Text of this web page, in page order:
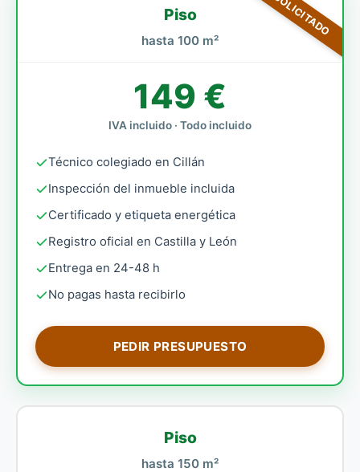
Piso
hasta 100 m²
149 €
IVA incluido · Todo incluido
Técnico colegiado en Cillán
Inspección del inmueble incluida
Certificado y etiqueta energética
Registro oficial en Castilla y León
Entrega en 24-48 h
No pagas hasta recibirlo
PEDIR PRESUPUESTO
Piso
hasta 150 m²